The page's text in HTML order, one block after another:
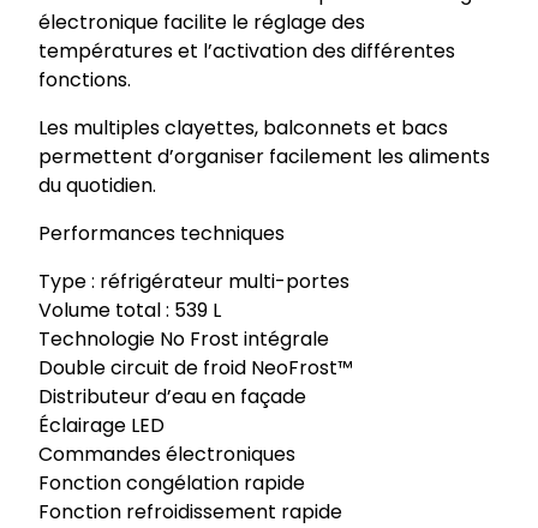
électronique facilite le réglage des
températures et l’activation des différentes
fonctions.
Les multiples clayettes, balconnets et bacs
permettent d’organiser facilement les aliments
du quotidien.
Performances techniques
Type : réfrigérateur multi-portes
Volume total : 539 L
Technologie No Frost intégrale
Double circuit de froid NeoFrost™
Distributeur d’eau en façade
Éclairage LED
Commandes électroniques
Fonction congélation rapide
Fonction refroidissement rapide